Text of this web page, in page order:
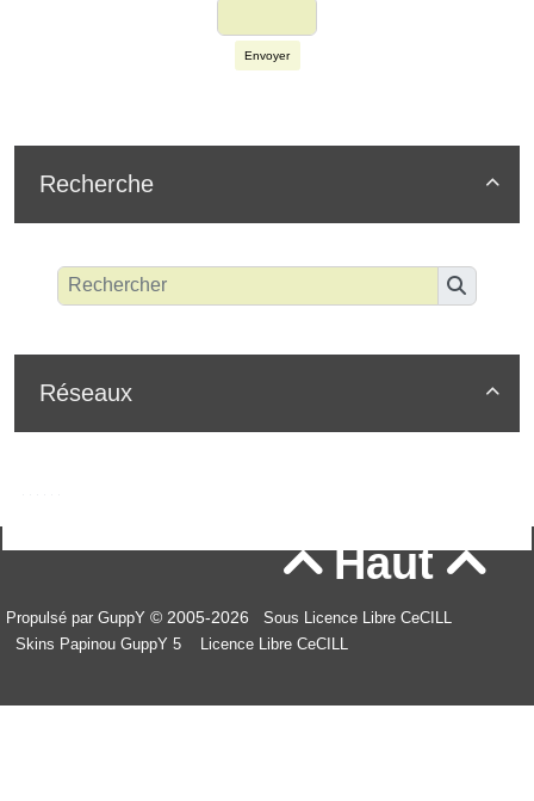
Envoyer

Recherche

Réseaux
Haut
Propulsé par GuppY © 2005-2026
Sous Licence Libre CeCILL
Skins Papinou GuppY 5
Licence Libre CeCILL